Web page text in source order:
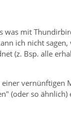
mit
ich nicht
(z. Bsp. alle
vernünftigen
(oder so